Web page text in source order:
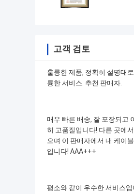
고객 검토
훌륭한 제품, 정확히 설명대
륭한 서비스. 추천 판매자.
매우 빠른 배송, 잘 포장되고
히 고품질입니다! 다른 곳에
으며 이 판매자에서 내 케이
입니다! AAA+++
평소와 같이 우수한 서비스